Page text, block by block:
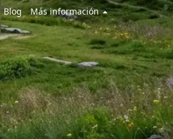
Blog Más información